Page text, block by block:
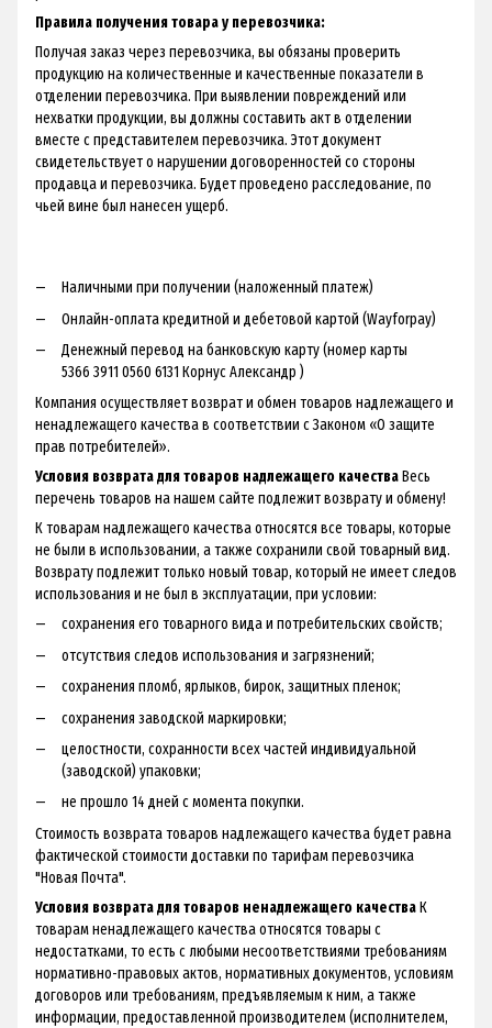
Правила получения товара у перевозчика:
Получая заказ через перевозчика, вы обязаны проверить
продукцию на количественные и качественные показатели в
отделении перевозчика. При выявлении повреждений или
нехватки продукции, вы должны составить акт в отделении
вместе с представителем перевозчика. Этот документ
свидетельствует о нарушении договоренностей со стороны
продавца и перевозчика. Будет проведено расследование, по
чьей вине был нанесен ущерб.
Наличными при получении (наложенный платеж)
Онлайн-оплата кредитной и дебетовой картой (Wayforpay)
Денежный перевод на банковскую карту (номер карты
5366 3911 0560 6131 Корнус Александр )
Компания осуществляет возврат и обмен товаров надлежащего и
ненадлежащего качества в соответствии с Законом «О защите
прав потребителей».
Условия возврата для товаров надлежащего качестваВесь
перечень товаров на нашем сайте подлежит возврату и обмену!
К товарам надлежащего качества относятся все товары, которые
не были в использовании, а также сохранили свой товарный вид.
Возврату подлежит только новый товар, который не имеет следов
использования и не был в эксплуатации, при условии:
сохранения его товарного вида и потребительских свойств;
отсутствия следов использования и загрязнений;
сохранения пломб, ярлыков, бирок, защитных пленок;
сохранения заводской маркировки;
целостности, сохранности всех частей индивидуальной
(заводской) упаковки;
не прошло 14 дней с момента покупки.
Стоимость возврата товаров надлежащего качества будет равна
фактической стоимости доставки по тарифам перевозчика
"Новая Почта".
Условия возврата для товаров ненадлежащего качестваК
товарам ненадлежащего качества относятся товары с
недостатками, то есть с любыми несоответствиями требованиям
нормативно-правовых актов, нормативных документов, условиям
договоров или требованиям, предъявляемым к ним, а также
информации, предоставленной производителем (исполнителем,